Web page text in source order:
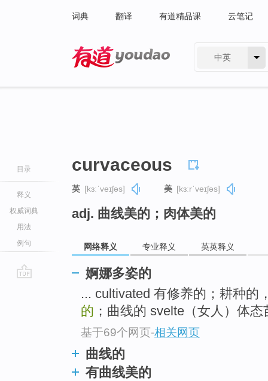
词典 翻译 有道精品课 云笔记
中英
目录
释义
权威词典
用法
例句
curvaceous
英 [kɜːˈveɪʃəs] 美 [kɜːrˈveɪʃəs]
adj. 曲线美的；肉体美的
网络释义 专业释义 英英释义
婀娜多姿的
... cultivated 有修养的；耕种的
的 ；曲线的 svelte（女人）体
基于69个网页-相关网页
曲线的
有曲线美的